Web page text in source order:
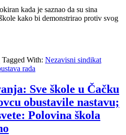
kada je saznao da su sina
kako bi demonstrirao protiv svog
Tagged With: Nezavisni sindikat
rada
Sve škole u Čačku
obustavile nastavu;
Polovina škola